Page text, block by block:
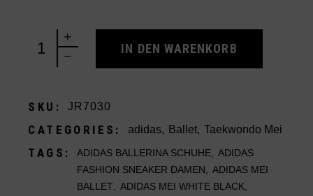
adidas Taekwondo Mei Ballet White Black
IN DEN WARENKORB
SKU: JR7030
CATEGORIES: adidas, Ballet, Taekwondo Mei
TAGS: ADIDAS BALLERINA SCHUHE ,ADIDAS
FASHION SNEAKER DAMEN ,ADIDAS MEI
BALLET ,ADIDAS MEI WHITE BLACK